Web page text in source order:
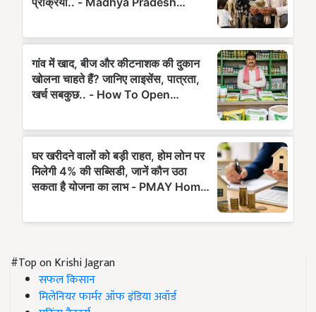
#Top on Krishi Jagran
सफल किसान
मिलेनियर फार्मर ऑफ इंडिया अवॉर्ड